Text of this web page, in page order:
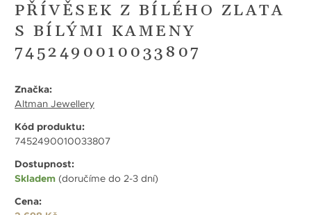
PŘÍVĚSEK Z BÍLÉHO ZLATA
S BÍLÝMI KAMENY
7452490010033807
Značka:
Altman Jewellery
Kód produktu:
7452490010033807
Dostupnost:
Skladem (doručíme do 2-3 dní)
Cena: